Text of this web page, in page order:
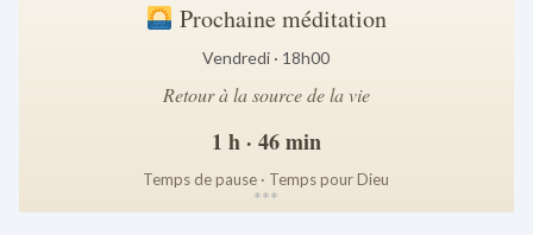
Prochaine méditation
Vendredi · 18h00
Retour à la source de la vie
1 h · 46 min
Temps de pause · Temps pour Dieu
***